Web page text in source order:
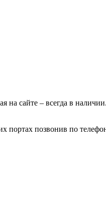
на сайте – всегда в
портах позвонив по